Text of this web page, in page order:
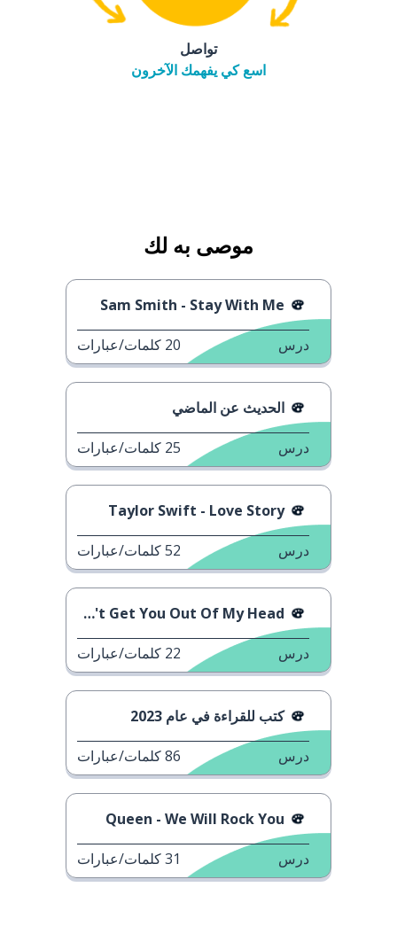
تواصل
اسع كي يفهمك الآخرون
موصى به لك
Sam Smith - Stay With Me
درس 20 كلمات/عبارات
الحديث عن الماضي
درس 25 كلمات/عبارات
Taylor Swift - Love Story
درس 52كلمات/عبارات
Kylie Minogue - I Can't Get You Out Of My Head
درس 22 كلمات/عبارات
كتب للقراءة في عام 2023
درس 86كلمات/عبارات
Queen - We Will Rock You
درس 31كلمات/عبارات